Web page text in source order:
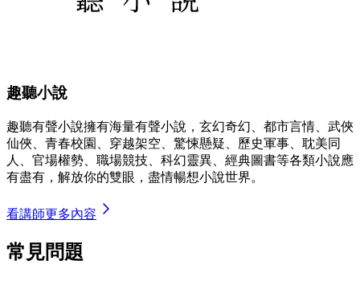
趣聽小說
趣聽有聲小說擁有海量有聲小說，玄幻奇幻、都市言情、武俠
仙俠、青春校園、穿越架空、驚悚懸疑、歷史軍事、耽美同
人、官場權勢、職場競技、科幻靈異、經典圖書等各類小說應
有盡有，解放你的雙眼，盡情暢想小說世界。
看講師更多內容
常見問題